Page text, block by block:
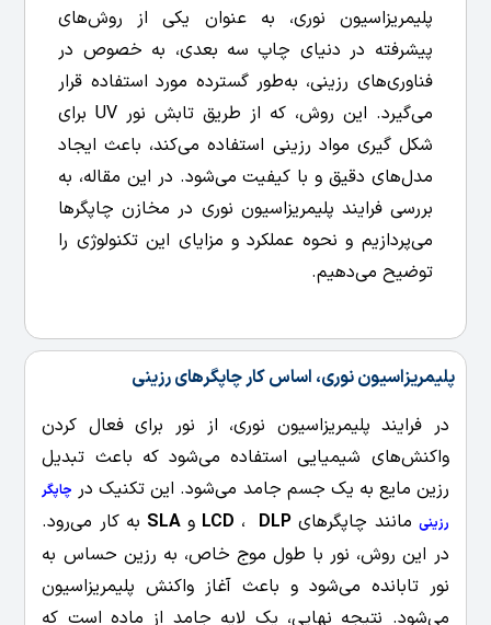
پلیمریزاسیون نوری، به عنوان یکی از روش‌های
پیشرفته در دنیای چاپ سه بعدی، به خصوص در
فناوری‌های رزینی، به‌طور گسترده مورد استفاده قرار
می‌گیرد. این روش، که از طریق تابش نور UV برای
شکل گیری مواد رزینی استفاده می‌کند، باعث ایجاد
مدل‌های دقیق و با کیفیت می‌شود. در این مقاله، به
بررسی فرایند پلیمریزاسیون نوری در مخازن چاپگرها
می‌پردازیم و نحوه عملکرد و مزایای این تکنولوژی را
توضیح می‌دهیم.
پلیمریزاسیون نوری، اساس کار چاپگرهای رزینی
در فرایند پلیمریزاسیون نوری، از نور برای فعال کردن
واکنش‌های شیمیایی استفاده می‌شود که باعث تبدیل
رزین مایع به یک جسم جامد می‌شود. این تکنیک در چاپگر
رزینی مانند چاپگرهای LCD ، DLP وSLA به کار می‌رود.
در این روش، نور با طول موج خاص، به رزین حساس به
نور تابانده می‌شود و باعث آغاز واکنش پلیمریزاسیون
می‌شود. نتیجه نهایی، یک لایه جامد از ماده است که